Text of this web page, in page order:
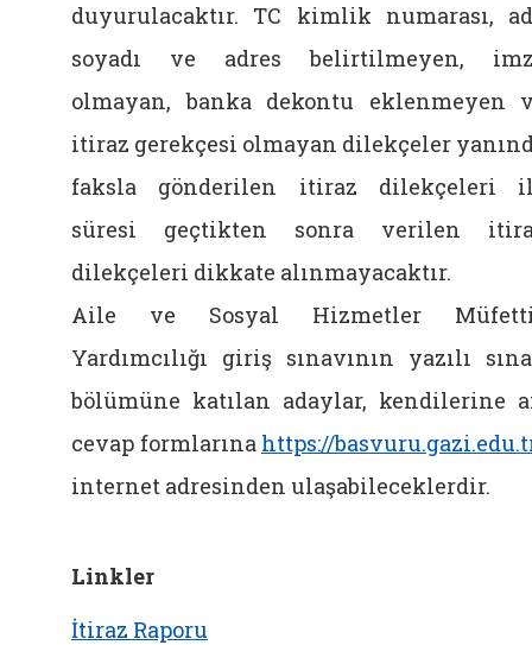
duyurulacaktır. TC kimlik numarası,
soyadı ve adres belirtilmeyen,
olmayan, banka dekontu eklenmeyen
itiraz gerekçesi olmayan dilekçeler
faksla gönderilen itiraz dilekçeleri
süresi geçtikten sonra verilen
dilekçeleri dikkate alınmayacaktır.
Aile ve Sosyal Hizmetler
Yardımcılığı giriş sınavının yazılı
bölümüne katılan adaylar, kendilerine
cevap formlarına https://
internet adresinden ulaşabileceklerdir.
Linkler
İtiraz Raporu